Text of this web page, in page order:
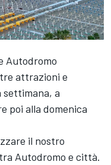
Autodromo
attrazioni e
a
poi alla domenica
il nostro
Autodromo e città.